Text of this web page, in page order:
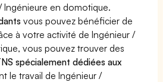
Ingénieure en domotique.
vous pouvez bénéficier de
à votre activité de Ingénieur /
vous pouvez trouver des
spécialement dédiées aux
le travail de Ingénieur /